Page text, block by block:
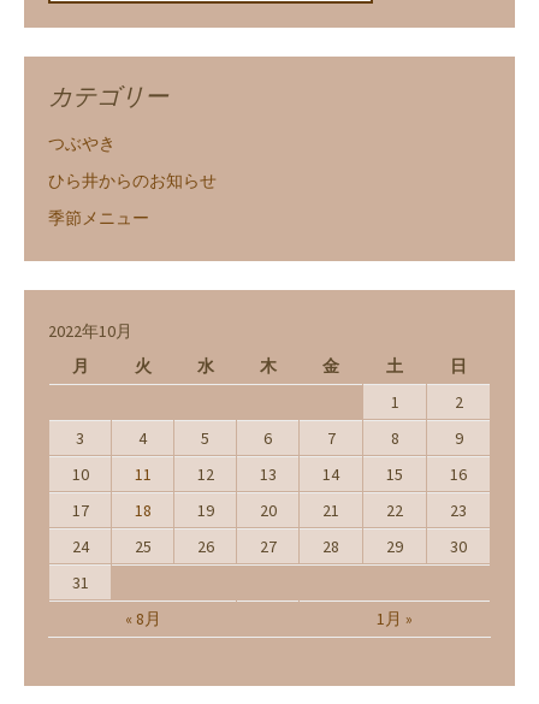
カテゴリー
つぶやき
ひら井からのお知らせ
季節メニュー
2022年10月
月
火 水 木 金 土 日
« 8月 1月 »
1
2
3
4 5 6 7 8
9
10
11 12 13 14 15
16
17
18 19 20 21 22
23
24
25 26 27 28 29
30
31